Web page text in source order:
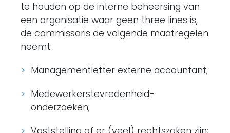
te houden op de interne beheersing van
een organisatie waar geen three lines is,
de commissaris de volgende maatregelen
neemt:
Managementletter externe accountant;
Medewerkerstevredenheid-
onderzoeken;